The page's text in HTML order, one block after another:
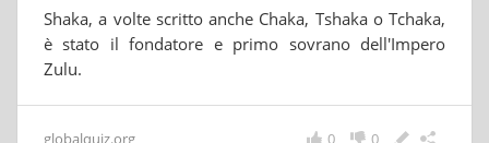
Shaka, a volte scritto anche Chaka, Tshaka o Tchaka,
è stato il fondatore e primo sovrano dell'Impero
Zulu.
globalquiz.org 0
0